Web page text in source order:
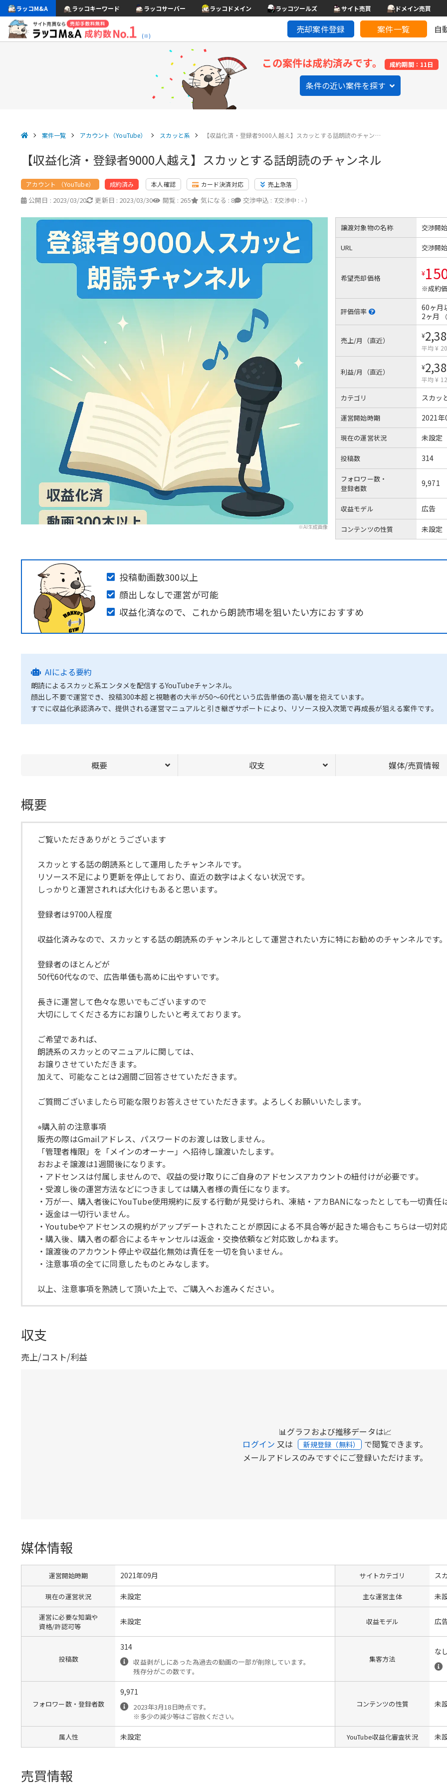
ラッコM&A ラッコキーワード ラッコサーバー ラッコドメイン ラッコツールズ サイト売買 ドメイン売買
(※)
売却案件登録 案件一覧 自
この案件は成約済みです。 成約期間：11日
条件の近い案件を探す
案件一覧 アカウント（YouTube） スカッと系 【収益化済・登録者9000人越え】スカッとする話朗読のチャン…
【収益化済・登録者9000人越え】スカッとする話朗読のチャンネル
アカウント （YouTube） 成約済み 本人確認 カード決済対応 売上急落
公開日 : 2023/03/20 更新日 : 2023/03/30 閲覧 : 265 気になる : 8 交渉申込 : 7
（交渉中 : - ）
※AI生成画像
譲渡対象物の名称 交渉開
URL 交渉開
希望売却価格 ¥
※成約
評価倍率
60ヶ月
2ヶ月
売上/月（直近）
¥
平均 ¥
利益/月（直近）
¥
平均 ¥
カテゴリ スカッ
運営開始時期 2021年
現在の運営状況 未設定
投稿数 314
フォロワー数・
登録者数
9,971
収益モデル 広告
コンテンツの性質 未設定
投稿動画数300以上
顔出しなしで運営が可能
収益化済なので、これから朗読市場を狙いたい方におすすめ
AIによる要約
朗読によるスカッと系エンタメを配信するYouTubeチャンネル。
顔出し不要で運営でき、投稿300本超と視聴者の大半が50〜60代という広告単価の高い層を抱えています。
すでに収益化承認済みで、提供される運営マニュアルと引き継ぎサポートにより、リソース投入次第で再成長が狙える案件です。
概要 収支 媒体/売買情報
概要
ご覧いただきありがとうございます
スカッとする話の朗読系として運用したチャンネルです。
リソース不足により更新を停止しており、直近の数字はよくない状況です。
しっかりと運営されれば大化けもあると思います。
登録者は9700人程度
収益化済みなので、スカッとする話の朗読系のチャンネルとして運営されたい方に特にお勧めのチャンネルです。
登録者のほとんどが
50代60代なので、広告単価も高めに出やすいです。
長きに運営して色々な思いでもございますので
大切にしてくださる方にお譲りしたいと考えております。
ご希望であれば、
朗読系のスカッとのマニュアルに関しては、
お譲りさせていただきます。
加えて、可能なことは2週間ご回答させていただきます。
ご質問ございましたら可能な限りお答えさせていただきます。よろしくお願いいたします。
⭐︎購入前の注意事項
販売の際はGmailアドレス、パスワードのお渡しは致しません。
「管理者権限」を「メインのオーナー」へ招待し譲渡いたします。
おおよそ譲渡は1週間後になります。
・アドセンスは付属しませんので、収益の受け取りにご自身のアドセンスアカウントの紐付けが必要です。
・受渡し後の運営方法などにつきましては購入者様の責任になります。
・万が一、購入者後にYouTube使用規約に反する行動が見受けられ、凍結・アカBANになったとしても一切責任
・返金は一切行いません。
・Youtubeやアドセンスの規約がアップデートされたことが原因による不具合等が起きた場合もこちらは一切対
・購入後、購入者の都合によるキャンセルは返金・交換依頼など対応致しかねます。
・譲渡後のアカウント停止や収益化無効は責任を一切を負いません。
・注意事項の全てに同意したものとみなします。
以上、注意事項を熟読して頂いた上で、ご購入へお進みください。
収支
売上/コスト/利益
📊グラフおよび推移データは📈
ログイン 又は 新規登録（無料） で閲覧できます。
メールアドレスのみですぐにご登録いただけます。
媒体情報
運営開始時期 2021年09月 サイトカテゴリ ス
現在の運営状況 未設定 主な運営主体 未
運営に必要な知識や
資格/許認可等
未設定 収益モデル 広
投稿数
314
収益剥がしにあった為過去の動画の一部が削除しています。
残存分がこの数です。
集客方法
な
フォロワー数・登録者数
9,971
2023年3月18日時点です。
※多少の減少等はご容赦ください。
コンテンツの性質 未
属人性 未設定 YouTube収益化審査状況 未
売買情報